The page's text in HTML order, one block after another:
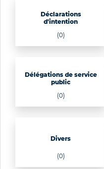
Déclarations
d'intention
(0)
Délégations de service
public
(0)
Divers
(0)